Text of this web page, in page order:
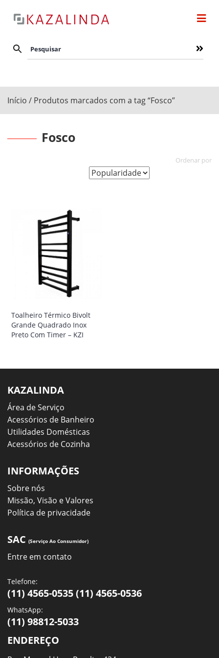
Início / Produtos marcados com a tag “Fosco”
Fosco
Toalheiro Térmico Bivolt
Grande Quadrado Inox
Preto Com Timer – KZI
KAZALINDA
Área de Serviço
Acessórios de Banheiro
Utilidades Domésticas
Acessórios de Cozinha
INFORMAÇÕES
Sobre nós
Missão, Visão e Valores
Política de privacidade
SAC (Serviço Ao Consumidor)
Entre em contato
Telefone:
(11) 4565-0535 (11) 4565-0536
WhatsApp:
(11) 98812-5033
ENDEREÇO